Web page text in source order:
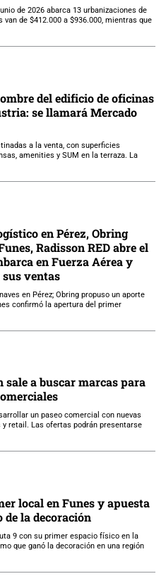
de 2026 abarca 13 urbanizaciones de
de $412.000 a $936.000, mientras que
del edificio de oficinas
se llamará Mercado
a la venta, con superficies
amenities y SUM en la terraza. La
en Pérez, Obring
Radisson RED abre el
en Fuerza Aérea y
sus ventas
en Pérez; Obring propuso un aporte
confirmó la apertura del primer
a buscar marcas para
un paseo comercial con nuevas
retail. Las ofertas podrán presentarse
local en Funes y apuesta
la decoración
9 con su primer espacio físico en la
que ganó la decoración en una región